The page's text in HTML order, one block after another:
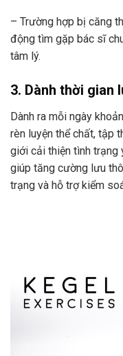
– Trường hợp bị căng
động tìm gặp bác sĩ
tâm lý.
3. Dành thời gian
Dành ra mỗi ngày
rèn luyện thể chất, tập
giới cải thiện tình trạng
giúp tăng cường lưu
trạng và hỗ trợ kiểm